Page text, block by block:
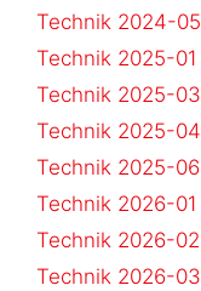
Technik 2024-05
Technik 2025-01
Technik 2025-03
Technik 2025-04
Technik 2025-06
Technik 2026-01
Technik 2026-02
Technik 2026-03